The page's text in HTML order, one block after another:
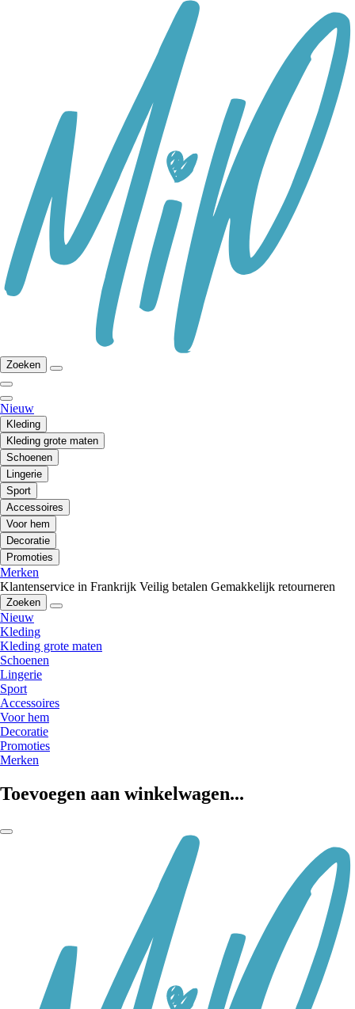
Zoeken
Nieuw
Kleding
Kleding grote maten
Schoenen
Lingerie
Sport
Accessoires
Voor hem
Decoratie
Promoties
Merken
Klantenservice in Frankrijk Veilig betalen Gemakkelijk retourneren
Zoeken
Nieuw
Kleding
Kleding grote maten
Schoenen
Lingerie
Sport
Accessoires
Voor hem
Decoratie
Promoties
Merken
Toevoegen aan winkelwagen...